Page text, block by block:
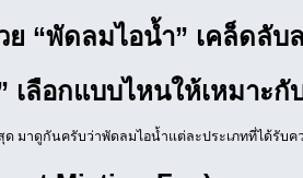
“พัดลมไอน้ำ” เคล็ดลั
เลือกแบบไหนให้เหมาะ
มาดูกันครับว่าพัดลมไอน้ำแต่ละประเภทที่ได้รับ